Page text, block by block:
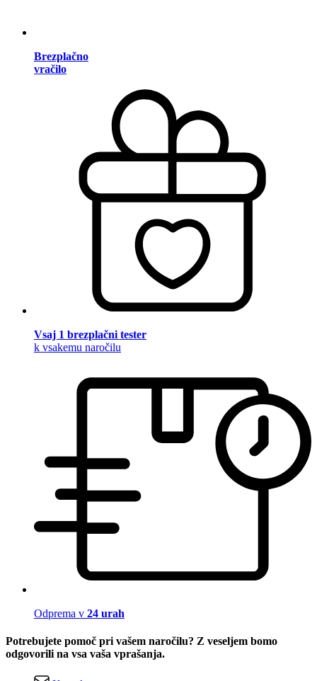
Brezplačno
vračilo
Vsaj 1 brezplačni tester
k vsakemu naročilu
Odprema v 24 urah
Potrebujete pomoč pri vašem naročilu? Z veseljem bomo
odgovorili na vsa vaša vprašanja.